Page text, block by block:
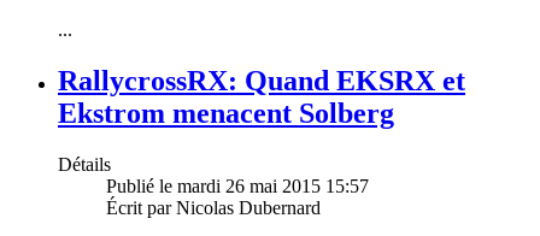
...
RallycrossRX: Quand EKSRX et
Ekstrom menacent Solberg
Détails
Publié le mardi 26 mai 2015 15:57
Écrit par Nicolas Dubernard